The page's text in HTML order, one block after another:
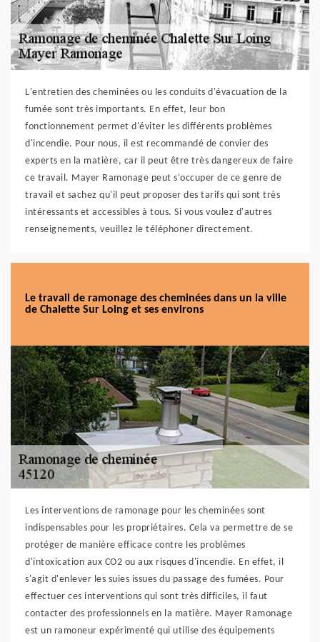
L'entretien des cheminées ou les conduits d'évacuation de la
fumée sont très importants. En effet, leur bon
fonctionnement permet d'éviter les différents problèmes
d'incendie. Pour nous, il est recommandé de convier des
experts en la matière, car il peut être très dangereux de faire
ce travail. Mayer Ramonage peut s'occuper de ce genre de
travail et sachez qu'il peut proposer des tarifs qui sont très
intéressants et accessibles à tous. Si vous voulez d'autres
renseignements, veuillez le téléphoner directement.
Le travail de ramonage des cheminées dans un la ville
de Chalette Sur Loing et ses environs
Les interventions de ramonage pour les cheminées sont
indispensables pour les propriétaires. Cela va permettre de se
protéger de manière efficace contre les problèmes
d'intoxication aux CO2 ou aux risques d'incendie. En effet, il
s'agit d'enlever les suies issues du passage des fumées. Pour
effectuer ces interventions qui sont très difficiles, il faut
contacter des professionnels en la matière. Mayer Ramonage
est un ramoneur expérimenté qui utilise des équipements